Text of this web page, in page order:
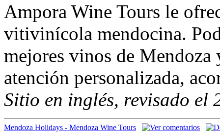
Ampora Wine Tours le
vitivinícola mendocina.
mejores vinos de
atención personalizada,
Sitio en inglés, revisado el
Mendoza Holidays - Mendoza Wine Tours